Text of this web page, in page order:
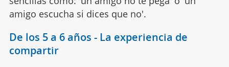
amigo escucha si dices que no'.
De los 5 a 6 años - La experiencia de
compartir